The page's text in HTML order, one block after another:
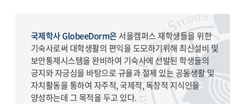
국제학사 GlobeeDorm은 서울캠퍼스 재학생들을 위한
기숙사로써 대학생활의 편익을 도모하기위해 최신설비 및
보안통제시스템을 완비하여 기숙사에 선발된 학생들의
긍지와 자긍심을 바탕으로 규율과 절제 있는 공동생활 및
자치활동을 통하여 자주적, 국제적, 독창적 지식인을
양성하는데 그 목적을 두고 있다.